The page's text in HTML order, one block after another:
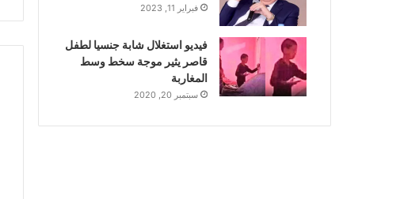
فبراير 11, 2023
فيديو استغلال شابة جنسيا لطفل
قاصر يثير موجة سخط وسط
المغاربة
سبتمبر 20, 2020